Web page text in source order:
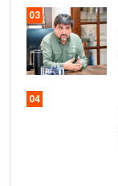
03
04